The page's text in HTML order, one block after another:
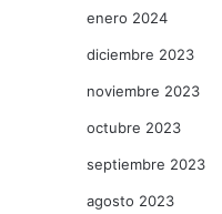
enero 2024
diciembre 2023
noviembre 2023
octubre 2023
septiembre 2023
agosto 2023